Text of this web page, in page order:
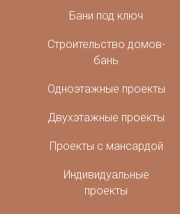
Бани под ключ
Строительство домов-
бань
Одноэтажные проекты
Двухэтажные проекты
Проекты с мансардой
Индивидуальные
проекты